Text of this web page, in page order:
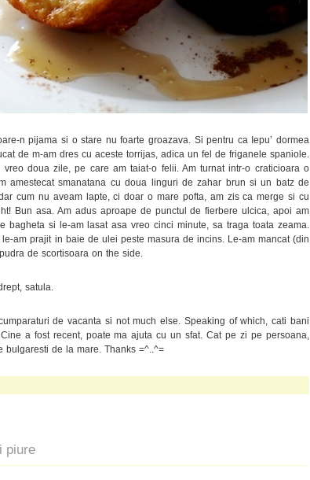
n pijama si o stare nu foarte groazava. Si pentru ca Iepu’ dormea
de m-am dres cu aceste torrijas, adica un fel de friganele spaniole.
doua zile, pe care am taiat-o felii. Am turnat intr-o craticioara o
amestecat smanatana cu doua linguri de zahar brun si un batz de
cum nu aveam lapte, ci doar o mare pofta, am zis ca merge si cu
Bun asa. Am adus aproape de punctul de fierbere ulcica, apoi am
bagheta si le-am lasat asa vreo cinci minute, sa traga toata zeama.
am prajit in baie de ulei peste masura de incins. Le-am mancat (din
de scortisoara on the side.
satula.
de vacanta si not much else. Speaking of which, cati bani
a fost recent, poate ma ajuta cu un sfat. Cat pe zi pe persoana,
bulgaresti de la mare. Thanks =^..^=
piure